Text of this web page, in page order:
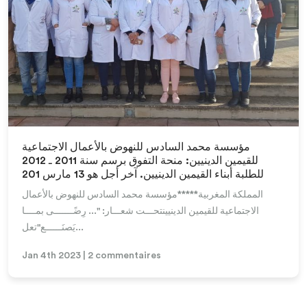
Lire la suite
مؤسسة محمد السادس للنهوض بالأعمال الاجتماعية
للقيمين الدينيين: منحة التفوق برسم سنة 2011 ـ 2012
للطلبة أبناء القيمين الدينيين. آخر أجل هو 13 مارس 201
المملكة المغربية*****مؤسسة محمد السادس للنهوض بالأعمال
الاجتماعية للقيمين الدينيينتحـــت شعـــار: "... رِضًـــــــى بمــــا
يَصنَــــــع"تعل...
Jan 4th 2023 | 2 commentaires